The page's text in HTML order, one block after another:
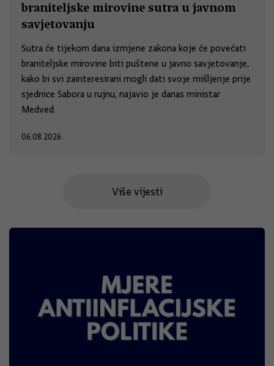
braniteljske mirovine sutra u javnom
savjetovanju
Sutra će tijekom dana izmjene zakona koje će povećati
braniteljske mirovine biti puštene u javno savjetovanje,
kako bi svi zainteresirani mogli dati svoje mišljenje prije
sjednice Sabora u rujnu, najavio je danas ministar
Medved.
06.08.2026.
Više vijesti